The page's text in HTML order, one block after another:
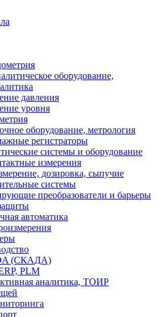
оборудование,
давления
уровня
оборудование, метрология
регистраторы
системы и оборудование
измерения
дозировка, сыпучие
системы
преобразователи и барьеры
автоматика
(СКАДА)
PLM
аналитика, ТОИР